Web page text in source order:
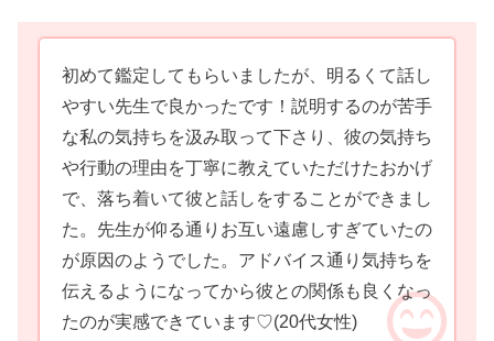
初めて鑑定してもらいましたが、明るくて話し
やすい先生で良かったです！説明するのが苦手
な私の気持ちを汲み取って下さり、彼の気持ち
や行動の理由を丁寧に教えていただけたおかげ
で、落ち着いて彼と話しをすることができまし
た。先生が仰る通りお互い遠慮しすぎていたの
が原因のようでした。アドバイス通り気持ちを
伝えるようになってから彼との関係も良くなっ
たのが実感できています♡(20代女性)